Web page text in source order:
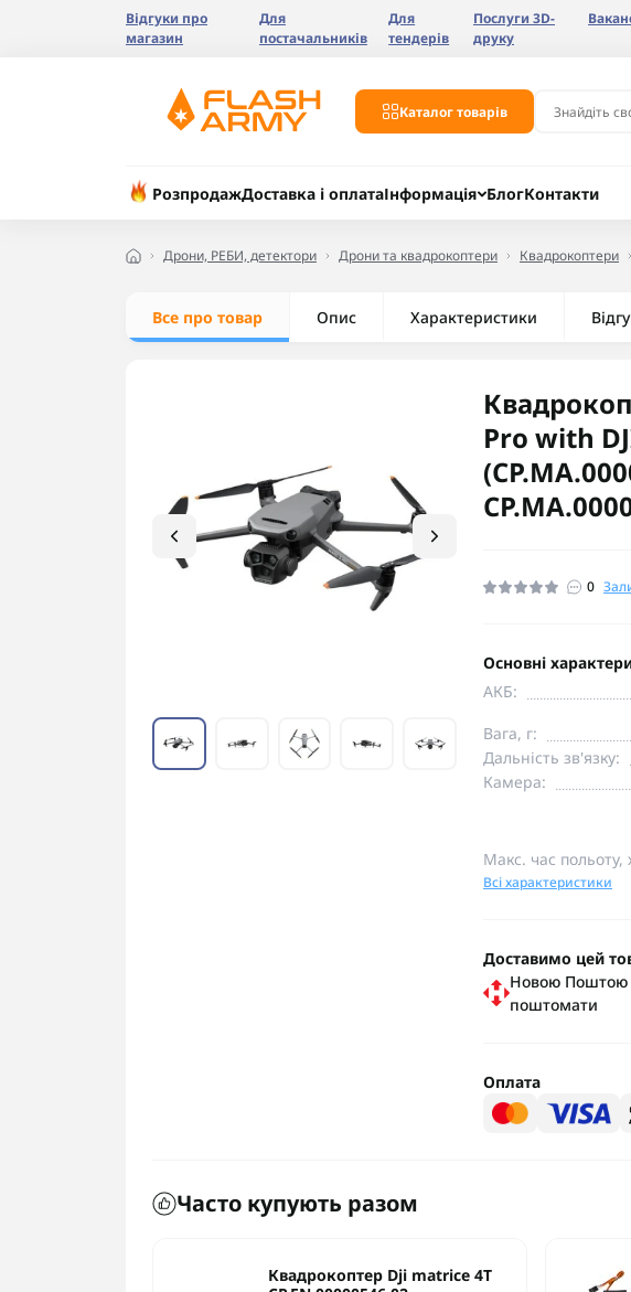
Відгуки про
магазин
Для
постачальників
Для
тендерів
Послуги 3D-
друку
Каталог товарів
РозпродажДоставка і оплатаІнформація БлогКонтакти
Дрони, РЕБИ, детектори Дрони та квадрокоптери Квадрокоптери
Все про товар Опис Характеристики
Pro with
0
Основні
АКБ:
Вага, г:
Дальність зв'язку:
Камера:
Макс. час польоту,
Всі характеристики
Доставимо цей
Новою Поштою
поштомати
Оплата
Часто купують разом
Квадрокоптер Dji matrice 4T